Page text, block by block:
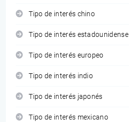
Tipo de interés chino
Tipo de interés estadounidense
Tipo de interés europeo
Tipo de interés indio
Tipo de interés japonés
Tipo de interés mexicano